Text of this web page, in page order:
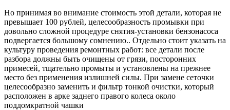
Но принимая во внимание стоимость этой детали, которая не
превышает 100 рублей, целесообразность промывки при
довольно сложной процедуре снятия-установки бензонасоса
подвергается большому сомнению.. Отдельно стоит указать на
культуру проведения ремонтных работ: все детали после
разбора должны быть очищены от грязи, посторонних
примесей, тщательно промыты и установлены на прежнее
место без применения излишней силы. При замене сеточки
целесообразно заменить и фильтр тонкой очистки, который
расположен в арке заднего правого колеса около
поддомкратной чашки